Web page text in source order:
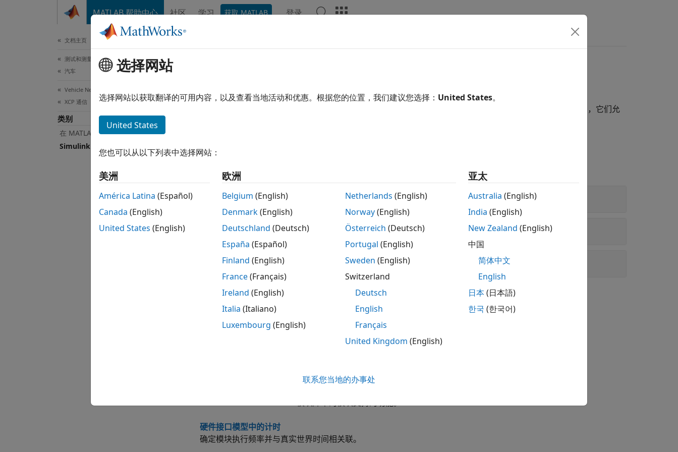
MATLAB 帮助中心 社区 学习 获取 MATLAB 登录
文档主页
测试和测量
汽车
Vehicle Network Toolbox
XCP 通信
类别
在 MATLAB 中进行通信
Simulink 中的通信
使用基于 CAN 或 UDP 的 XCP 在 Simulink®中进行车载网络通信
Vehicle Network Toolbox™ 模块库包括一个 XCP 通信模块集，这些模块分为两组，即 XCP CAN 和 XCP UDP，它们允
模块
XCP CAN
XCP CAN FD
XCP UDP
主题
访问 XCP 模块库。
硬件接口模型中的计时
确定模块执行频率并与真实世界时间相关联。
选择网站
选择网站以获取翻译的可用内容，以及查看当地活动和优惠。根据您的位置，我们建议您选择： United States。
United States
您也可以从以下列表中选择网站：
美洲
América Latina (Español)
Canada (English)
United States (English)
欧洲
Belgium (English)
Denmark(English)
Deutschland (Deutsch)
España (Español)
Finland (English)
France(Français)
Ireland (English)
Italia (Italiano)
Luxembourg (English)
Netherlands (English)
Norway(English)
Österreich (Deutsch)
Portugal (English)
Sweden (English)
Switzerland
Deutsch
English
Français
United Kingdom (English)
亚太
Australia (English)
India (English)
New Zealand (English)
中国
简体中文
English
日本(日本語)
한국 (한국어)
联系您当地的办事处